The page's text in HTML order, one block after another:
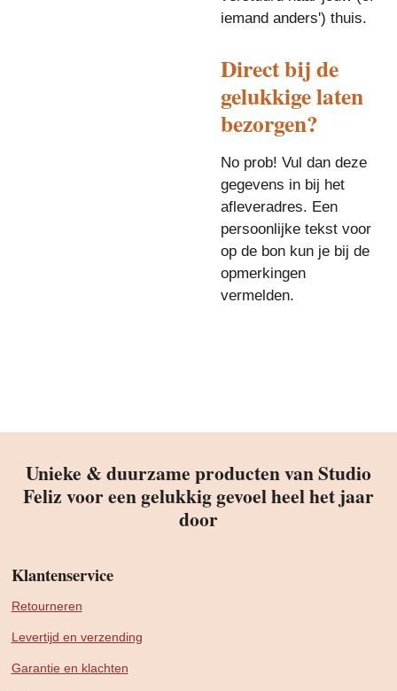
iemand anders') thuis.
Direct bij de
gelukkige laten
bezorgen?
No prob! Vul dan deze
gegevens in bij het
afleveradres. Een
persoonlijke tekst voor
op de bon kun je bij de
opmerkingen
vermelden.
Unieke & duurzame producten van Studio
Feliz voor een gelukkig gevoel heel het jaar
door
Klantenservice
Retourneren
Levertijd en verzending
Garantie en klachten